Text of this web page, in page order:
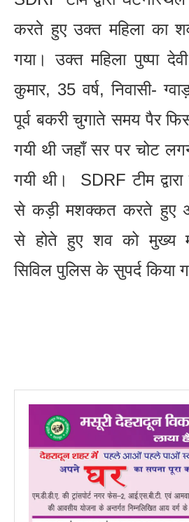
करते हुए उक्त महिला का
गया। उक्त महिला पुष्पा
कुमार, 35 वर्ष, निवासी-
पूर्व बकरी चुगाते समय पैर
गयी थी जहाँ सर पर चोट
गयी थी। SDRF टीम
से कड़ी मशक्कत करते हुए
से होते हुए शव को मुख्य
सिविल पुलिस के सुपर्द किया